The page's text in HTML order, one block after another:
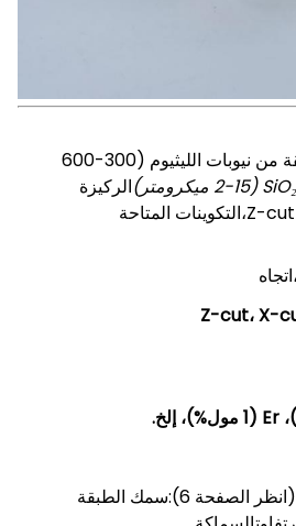
: طبقة رقيقة من نيوبات الليثيوم (300-600
الركيزة
التكوينات المتاحة
اتجاه
(انظر الصفحة 6):
سمك الطبقة